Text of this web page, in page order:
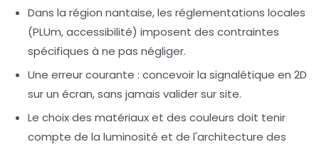
Dans la région nantaise, les réglementations locales
(PLUm, accessibilité) imposent des contraintes
spécifiques à ne pas négliger.
Une erreur courante : concevoir la signalétique en 2D
sur un écran, sans jamais valider sur site.
Le choix des matériaux et des couleurs doit tenir
compte de la luminosité et de l'architecture des